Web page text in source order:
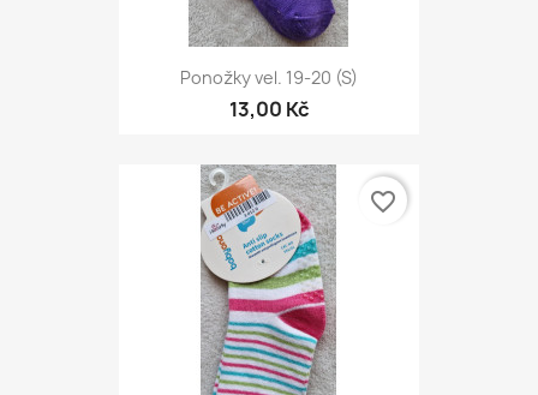
Ponožky vel. 19-20 (S)
13,00 Kč
favorite_border